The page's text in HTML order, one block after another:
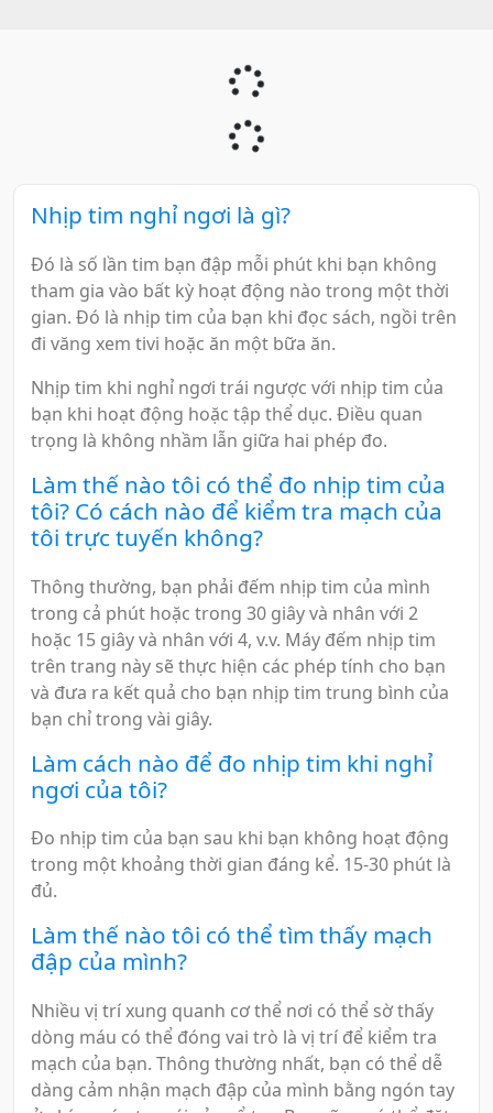
Nhịp tim nghỉ ngơi là gì?
Đó là số lần tim bạn đập mỗi phút khi bạn không
tham gia vào bất kỳ hoạt động nào trong một thời
gian. Đó là nhịp tim của bạn khi đọc sách, ngồi trên
đi văng xem tivi hoặc ăn một bữa ăn.
Nhịp tim khi nghỉ ngơi trái ngược với nhịp tim của
bạn khi hoạt động hoặc tập thể dục. Điều quan
trọng là không nhầm lẫn giữa hai phép đo.
Làm thế nào tôi có thể đo nhịp tim của
tôi? Có cách nào để kiểm tra mạch của
tôi trực tuyến không?
Thông thường, bạn phải đếm nhịp tim của mình
trong cả phút hoặc trong 30 giây và nhân với 2
hoặc 15 giây và nhân với 4, v.v. Máy đếm nhịp tim
trên trang này sẽ thực hiện các phép tính cho bạn
và đưa ra kết quả cho bạn nhịp tim trung bình của
bạn chỉ trong vài giây.
Làm cách nào để đo nhịp tim khi nghỉ
ngơi của tôi?
Đo nhịp tim của bạn sau khi bạn không hoạt động
trong một khoảng thời gian đáng kể. 15-30 phút là
đủ.
Làm thế nào tôi có thể tìm thấy mạch
đập của mình?
Nhiều vị trí xung quanh cơ thể nơi có thể sờ thấy
dòng máu có thể đóng vai trò là vị trí để kiểm tra
mạch của bạn. Thông thường nhất, bạn có thể dễ
dàng cảm nhận mạch đập của mình bằng ngón tay